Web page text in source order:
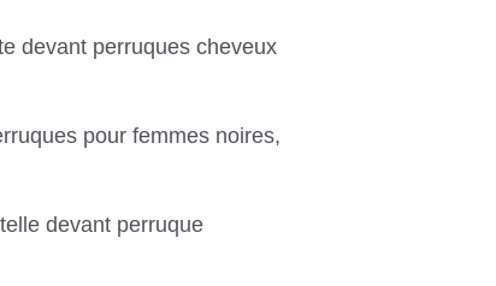
devant perruques cheveux
pour femmes noires,
devant perruque